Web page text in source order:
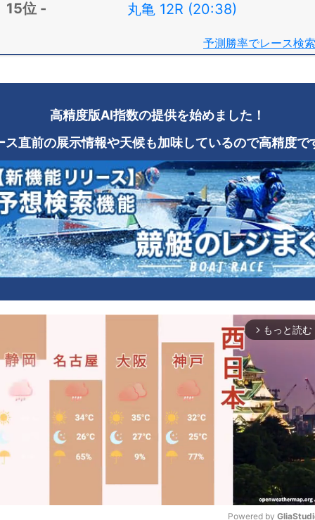
丸亀 12R (20:38)
予測勝率でレース検索
高精度版AI指数の提供を始めました！
ス直前の展示情報や天候も加味しているので高精度で
arrow_forward_ios もっと読む
Powered by